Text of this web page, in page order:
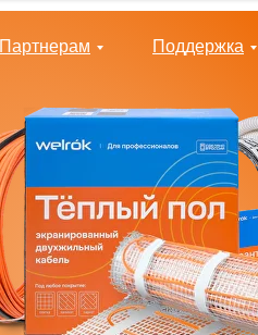
Партнерам Поддержка